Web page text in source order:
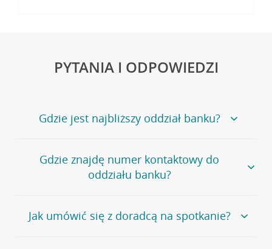
PYTANIA I ODPOWIEDZI
Gdzie jest najbliższy oddział banku?
Jeśli szukasz oddziału naszego banku, zapraszamy na
stronęPlacówki i bankomaty, na której znajduje się
wygodna wyszukiwarka.
oddziałów
Gdzie znajdę numer kontaktowy do
oddziału banku?
Bank Credit Agricole nie udostępnia ogólnego numeru
telefonu do placówki bankowej.
Jak umówić się z doradcą na spotkanie?